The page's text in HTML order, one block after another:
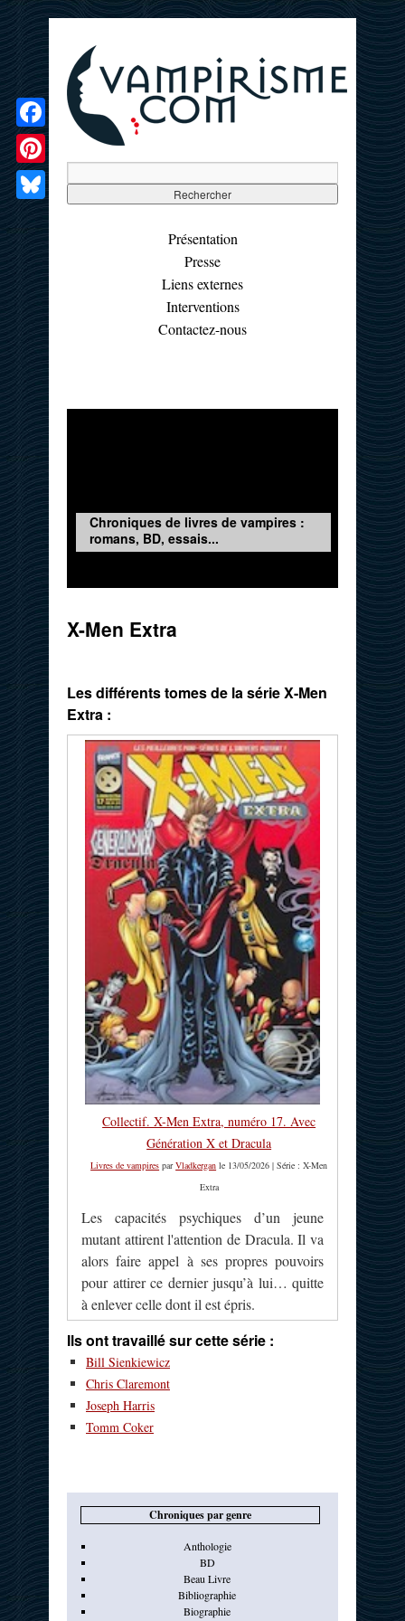
Présentation
Presse
Liens externes
Interventions
Contactez-nous
Chroniques de livres de vampires :
romans, BD, essais...
X-Men Extra
Les différents tomes de la série X-Men
Extra :
Collectif. X-Men Extra, numéro 17. Avec
Génération X et Dracula
Livres de vampires parVladkergan le 13/05/2026 | Série : X-Men
Extra
Les capacités psychiques d’un jeune
mutant attirent l'attention de Dracula. Il va
alors faire appel à ses propres pouvoirs
pour attirer ce dernier jusqu’à lui… quitte
à enlever celle dont il est épris.
Ils ont travaillé sur cette série :
Bill Sienkiewicz
Chris Claremont
Joseph Harris
Tomm Coker
Facebook
Pinterest
Bluesky
Chroniques par genre
Anthologie
BD
Beau Livre
Bibliographie
Biographie